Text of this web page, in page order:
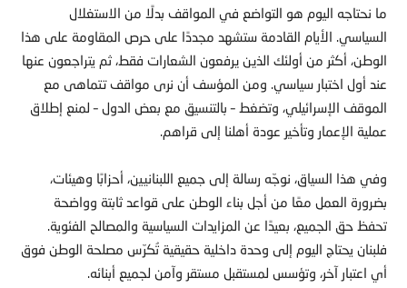
ما نحتاجه اليوم هو التواضع في المواقف بدلًا من الاستغلال
السياسي. الأيام القادمة ستشهد مجددًا على حرص المقاومة على هذا
الوطن، أكثر من أولئك الذين يرفعون الشعارات فقط، ثم يتراجعون عنها
عند أول اختبار سياسي. ومن المؤسف أن نرى مواقف تتماهى مع
الموقف الإسرائيلي، وتضغط – بالتنسيق مع بعض الدول – لمنع إطلاق
عملية الإعمار وتأخير عودة أهلنا إلى قراهم.
وفي هذا السياق، نوجّه رسالة إلى جميع اللبنانيين، أحزابًا وهيئات،
بضرورة العمل معًا من أجل بناء الوطن على قواعد ثابتة وواضحة
تحفظ حق الجميع، بعيدًا عن المزايدات السياسية والمصالح الفئوية.
فلبنان يحتاج اليوم إلى وحدة داخلية حقيقية تُكرّس مصلحة الوطن فوق
أي اعتبار آخر، وتؤسس لمستقبل مستقر وآمن لجميع أبنائه.